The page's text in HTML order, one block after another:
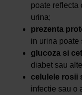
poate reflecta
urina;
prezenta
in urina poate
glucoza si
diabet sau
celulele rosii
infectie sau o